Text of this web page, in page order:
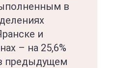
в
и
– на 25,6%
предыдущем